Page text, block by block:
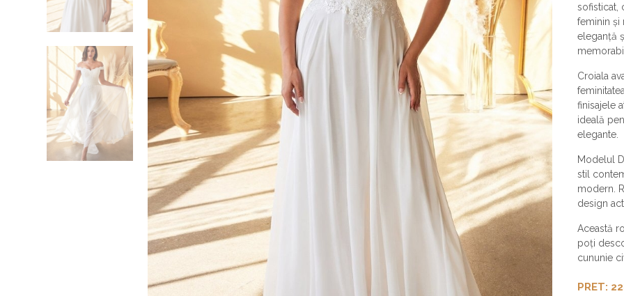
sofisticat,
feminin și
eleganță
Croiala
finisajele
ideală
elegante.
Modelul
stil
modern.
design
Această
poți
cununie
PRET: